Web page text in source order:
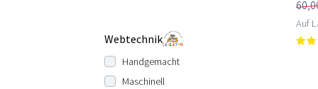
Webtechnik
Handgemacht
Maschinell
Auf